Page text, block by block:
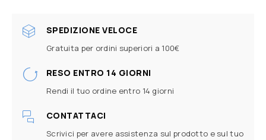
SPEDIZIONE VELOCE
Gratuita per ordini superiori a 100€
RESO ENTRO 14 GIORNI
Rendi il tuo ordine entro 14 giorni
CONTATTACI
Scrivici per avere assistenza sul prodotto e sul tuo